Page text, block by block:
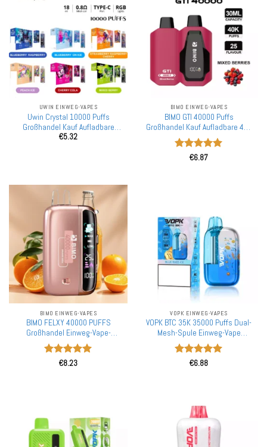
UWIN EINWEG-VAPES
Uwin Crystal 10000 Puffs
Großhandel Kauf Aufladbare
Einweg-Vapes Großhandel
€5.32
BIMO EINWEG-VAPES
BIMO GTI 40000 Puffs
Großhandel Kauf Aufladbare 40K
Einweg-Vapes Großhandel
Bewertet
€6.87
BIMO EINWEG-VAPES
BIMO FELXY 40000 PUFFS
Großhandel Einweg-Vape-
Lieferant Mengen購入
Bewertet
€8.23
VOPK EINWEG-VAPES
VOPK BTC 35K 35000 Puffs Dual-
Mesh-Spule Einweg-Vape
Großhandel Einstellbare
Luftstromregelung
Bewertet
€6.88